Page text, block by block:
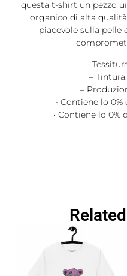
questa t-shirt un pezzo
organico di alta
piacevole sulla pelle
–
–
–
• Contiene lo
• Contiene lo 0%